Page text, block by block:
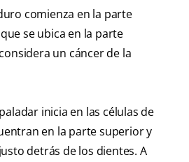
comienza en la parte
se ubica en la parte
un cáncer de la
inicia en las células de
en la parte superior y
detrás de los dientes. A